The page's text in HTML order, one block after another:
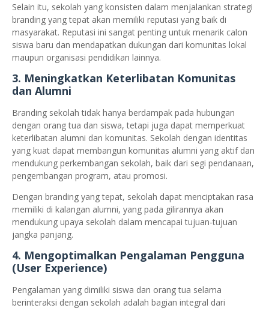
Selain itu, sekolah yang konsisten dalam menjalankan strategi
branding yang tepat akan memiliki reputasi yang baik di
masyarakat. Reputasi ini sangat penting untuk menarik calon
siswa baru dan mendapatkan dukungan dari komunitas lokal
maupun organisasi pendidikan lainnya.
3. Meningkatkan Keterlibatan Komunitas
dan Alumni
Branding sekolah tidak hanya berdampak pada hubungan
dengan orang tua dan siswa, tetapi juga dapat memperkuat
keterlibatan alumni dan komunitas. Sekolah dengan identitas
yang kuat dapat membangun komunitas alumni yang aktif dan
mendukung perkembangan sekolah, baik dari segi pendanaan,
pengembangan program, atau promosi.
Dengan branding yang tepat, sekolah dapat menciptakan rasa
memiliki di kalangan alumni, yang pada gilirannya akan
mendukung upaya sekolah dalam mencapai tujuan-tujuan
jangka panjang.
4. Mengoptimalkan Pengalaman Pengguna
(User Experience)
Pengalaman yang dimiliki siswa dan orang tua selama
berinteraksi dengan sekolah adalah bagian integral dari